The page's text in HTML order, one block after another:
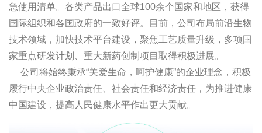
急使用清单。各类产品出口全球100余个国家和地区，获得
国际组织和各国政府的一致好评。目前，公司布局前沿生物
技术领域，加快技术平台建设，聚焦工艺质量升级，多项国
家重点研发计划、重大新药创制项目取得积极进展。
公司将始终秉承“关爱生命，呵护健康”的企业理念，积极
履行中央企业政治责任、社会责任和经济责任，为推进健康
中国建设，提高人民健康水平作出更大贡献。